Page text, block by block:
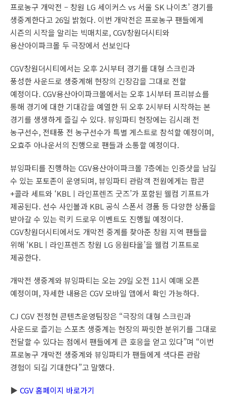
프로농구 개막전 – 창원 LG 세이커스 vs 서울 SK 나이츠’ 경기를
생중계한다고 26일 밝혔다. 이번 개막전은 프로농구 팬들에게
시즌의 시작을 알리는 빅매치로, CGV창원더시티와
용산아이파크몰 두 극장에서 선보인다
CGV창원더시티에서는 오후 2시부터 경기를 대형 스크린과
풍성한 사운드로 생중계해 현장의 긴장감을 그대로 전할
예정이다. CGV용산아이파크몰에서는 오후 1시부터 프리뷰쇼를
통해 경기에 대한 기대감을 예열한 뒤 오후 2시부터 시작하는 본
경기를 생생하게 즐길 수 있다. 뷰잉파티 현장에는 김시래 전
농구선수, 전태풍 전 농구선수가 특별 게스트로 참석할 예정이며,
오효주 아나운서의 진행으로 팬들과 소통할 예정이다.
뷰잉파티를 진행하는 CGV용산아이파크몰 7층에는 인증샷을 남길
수 있는 포토존이 운영되며, 뷰잉파티 관람객 전원에게는 팝콘
+콜라 세트와 ‘KBLㅣ라인프렌즈 굿즈’가 포함된 웰컴 기프트가
제공된다. 선수 사인볼과 KBL 공식 스폰서 경품 등 다양한 상품을
받아갈 수 있는 럭키 드로우 이벤트도 진행될 예정이다.
CGV창원더시티에서도 개막전 중계를 찾아준 창원 지역 팬들을
위해 ‘KBLㅣ라인프렌즈 창원 LG 응원타올’을 웰컴 기프트로
제공한다.
개막전 생중계와 뷰잉파티는 오는 29일 오전 11시 예매 오픈
예정이며, 자세한 내용은 CGV 모바일 앱에서 확인 가능하다.
CJ CGV 전정현 콘텐츠운영팀장은 “극장의 대형 스크린과
사운드로 즐기는 스포츠 생중계는 현장의 짜릿한 분위기를 그대로
전달할 수 있다는 점에서 팬들에게 큰 호응을 얻고 있다”며 “이번
프로농구 개막전 생중계와 뷰잉파티가 팬들에게 색다른 관람
경험이 되길 기대한다”고 말했다.
▶ CGV 홈페이지 바로가기